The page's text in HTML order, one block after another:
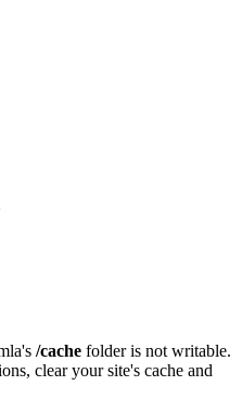
/cache folder is not writable.
clear your site's cache and